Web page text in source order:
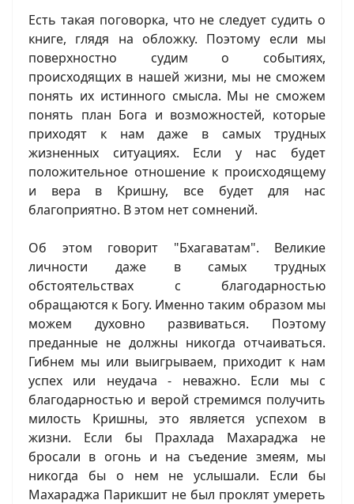
Есть такая поговорка, что не следует судить о
книге, глядя на обложку. Поэтому если мы
поверхностно судим о событиях,
происходящих в нашей жизни, мы не сможем
понять их истинного смысла. Мы не сможем
понять план Бога и возможностей, которые
приходят к нам даже в самых трудных
жизненных ситуациях. Если у нас будет
положительное отношение к происходящему
и вера в Кришну, все будет для нас
благоприятно. В этом нет сомнений.
Об этом говорит "Бхагаватам". Великие
личности даже в самых трудных
обстоятельствах с благодарностью
обращаются к Богу. Именно таким образом мы
можем духовно развиваться. Поэтому
преданные не должны никогда отчаиваться.
Гибнем мы или выигрываем, приходит к нам
успех или неудача - неважно. Если мы с
благодарностью и верой стремимся получить
милость Кришны, это является успехом в
жизни. Если бы Прахлада Махараджа не
бросали в огонь и на съедение змеям, мы
никогда бы о нем не услышали. Если бы
Махараджа Парикшит не был проклят умереть